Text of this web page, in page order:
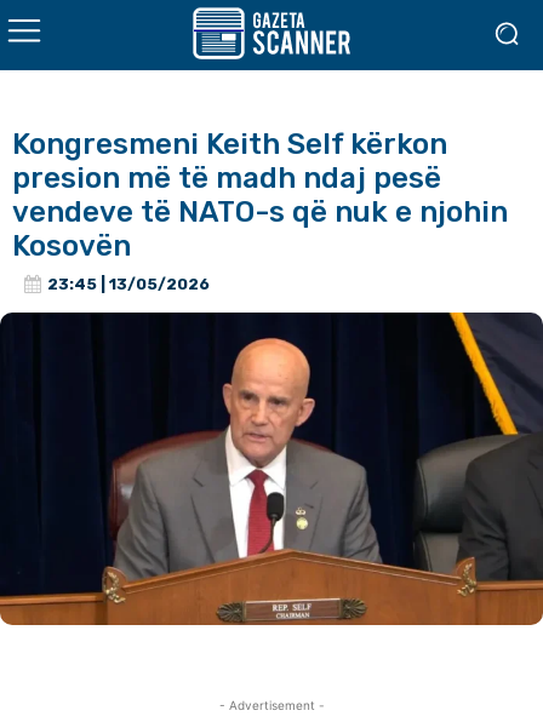
Kongresmeni Keith Self kërkon
presion më të madh ndaj pesë
vendeve të NATO-s që nuk e njohin
Kosovën
23:45 | 13/05/2026
- Advertisement -